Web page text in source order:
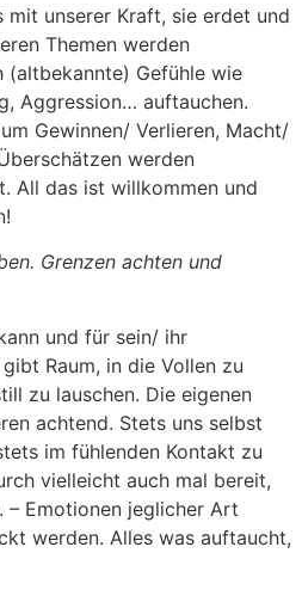
unserer Kraft, sie erdet und
Themen werden
(altbekannte) Gefühle wie
Aggression… auftauchen.
Gewinnen/ Verlieren, Macht/
werden
All das ist willkommen und
Grenzen achten und
und für sein/ ihr
Raum, in die Vollen zu
zu lauschen. Die eigenen
achtend. Stets uns selbst
im fühlenden Kontakt zu
vielleicht auch mal bereit,
– Emotionen jeglicher Art
werden. Alles was auftaucht,